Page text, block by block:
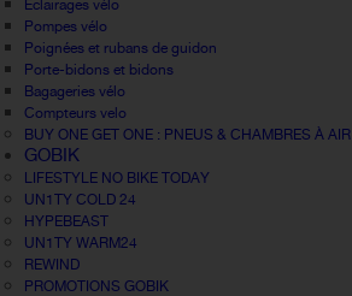
Eclairages vélo
Pompes vélo
Poignées et rubans de guidon
Porte-bidons et bidons
Bagageries vélo
Compteurs velo
BUY ONE GET ONE : PNEUS & CHAMBRES À AIR
GOBIK
LIFESTYLE NO BIKE TODAY
UN1TY COLD 24
HYPEBEAST
UN1TY WARM24
REWIND
PROMOTIONS GOBIK